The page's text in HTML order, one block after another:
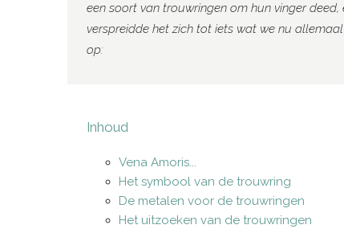
een soort van trouwringen om hun vinger
verspreidde het zich tot iets wat we nu
op:
Inhoud
Vena Amoris...
Het symbool van de trouwring
De metalen voor de trouwringen
Het uitzoeken van de trouwringen